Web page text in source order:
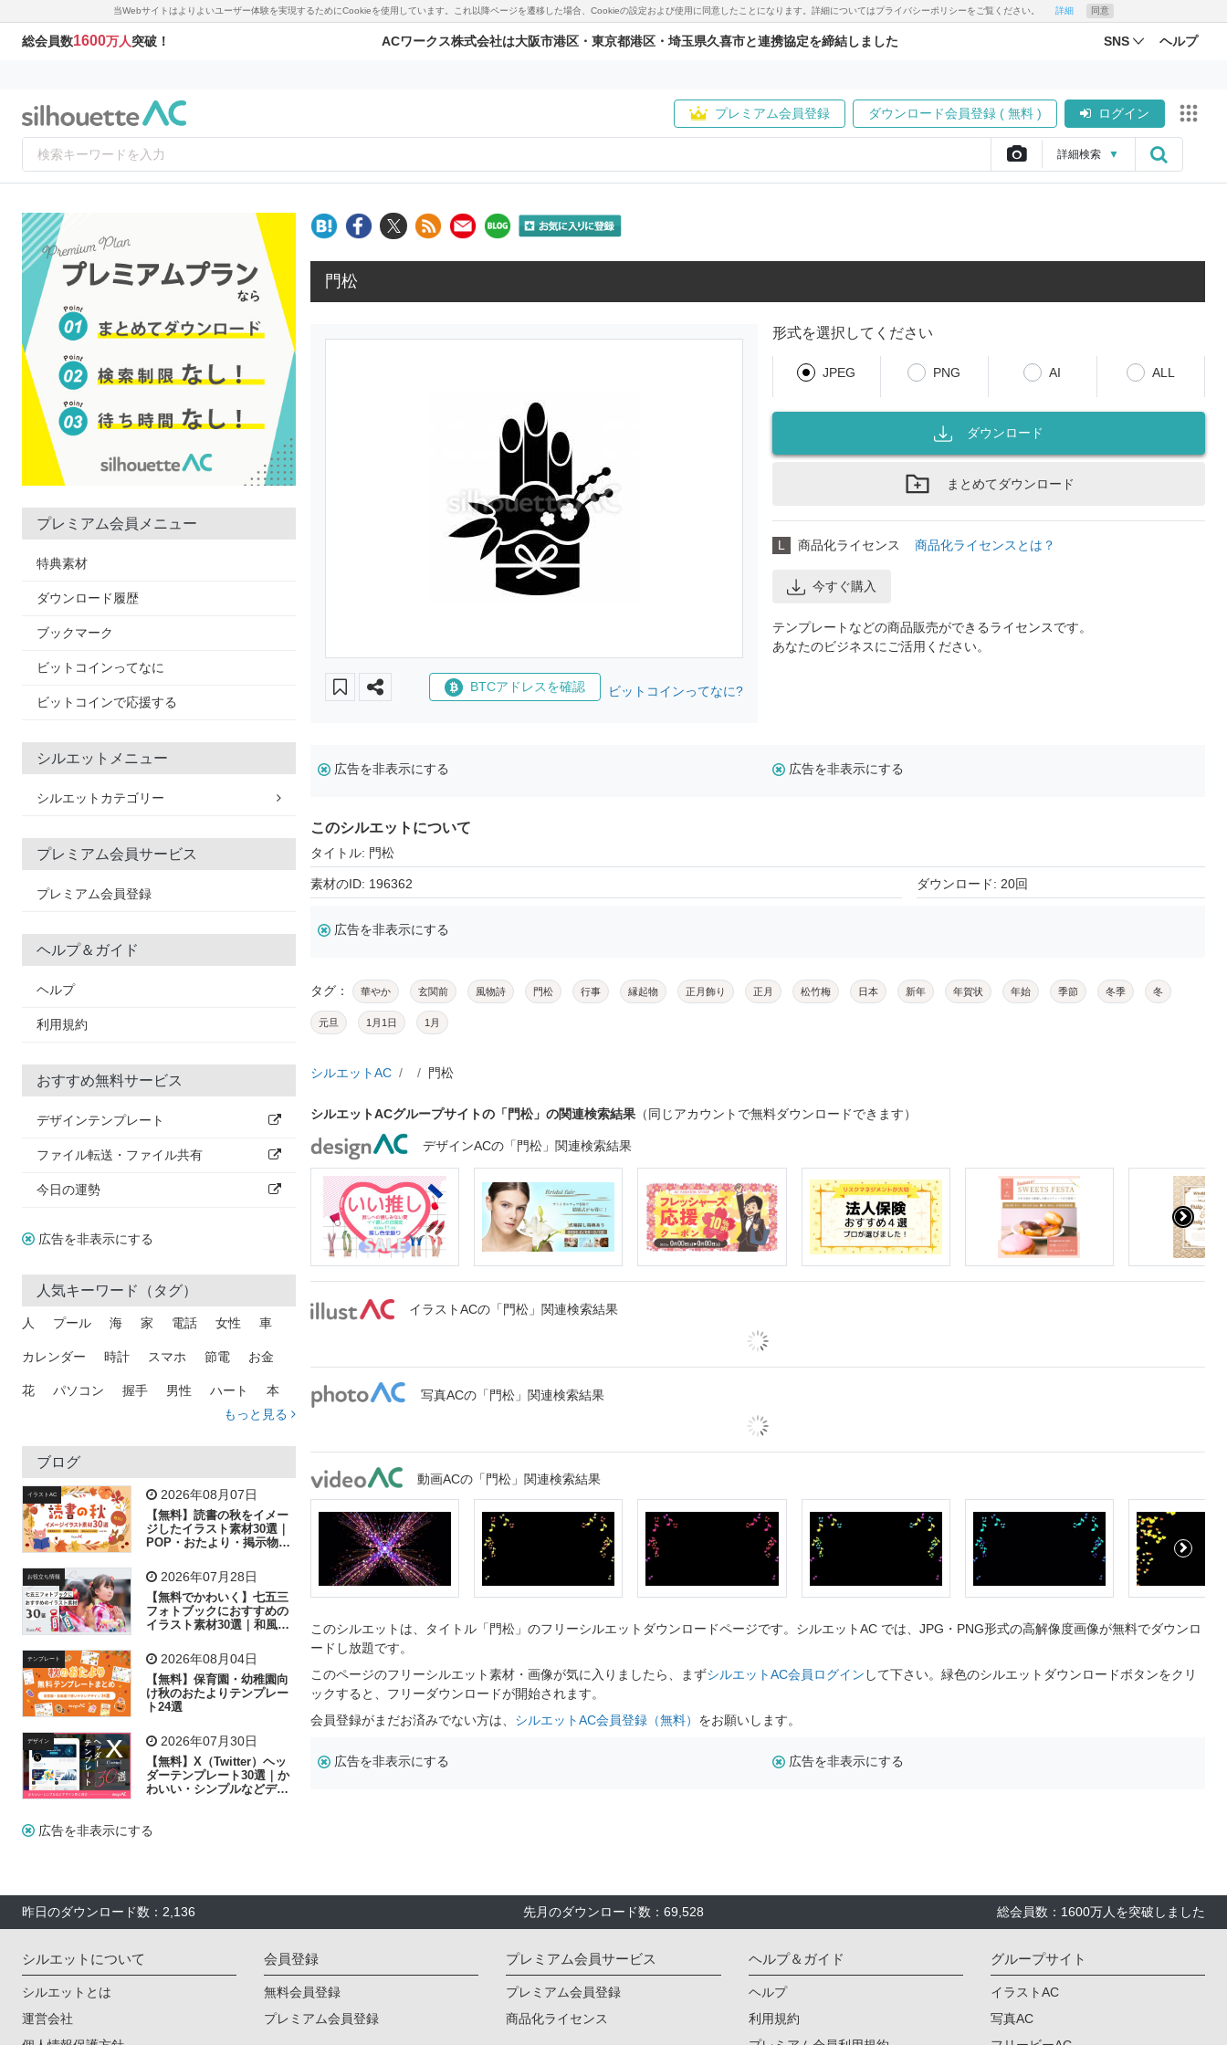
当Webサイトはよりよいユーザー体験を実現するためにCookieを使用しています。これ以降ページを遷移した場合、Cookieの設定および使用に同意したことになります。詳細についてはプライバシーポリシーをご覧ください。 詳細 同意
総会員数1600万人突破！ ACワークス株式会社は大阪市港区・東京都港区・埼玉県久喜市と連携協定を締結しました SNS ヘルプ
プレミアム会員登録 ダウンロード会員登録 ( 無料 ) ログイン
詳細検索 ▼
プレミアム会員メニュー
特典素材
ダウンロード履歴
ブックマーク
ビットコインってなに
ビットコインで応援する
シルエットメニュー
シルエットカテゴリー
プレミアム会員サービス
プレミアム会員登録
ヘルプ＆ガイド
ヘルプ
利用規約
おすすめ無料サービス
デザインテンプレート
ファイル転送・ファイル共有
今日の運勢
広告を非表示にする
人気キーワード（タグ）
人 プール 海 家 電話 女性 車
カレンダー 時計 スマホ 節電 お金
花 パソコン 握手 男性 ハート 本
トラック 木
吹き出し
飛行機 グラフ ビル 魚 家族 書類
歩く 工場 会社 太陽 キラキラ
子供 作業員 葉 相談 ピクトグラム
もっと見る
ブログ
イラストAC 2026年08月07日
【無料】読書の秋をイメー
ジしたイラスト素材30選｜
POP・おたより・掲示物に
お役立ち情報 2026年07月28日
【無料でかわいく】七五三
フォトブックにおすすめの
イラスト素材30選｜和風の
テンプレート 2026年08月04日
【無料】保育園・幼稚園向
け秋のおたよりテンプレー
ト24選
デザイン 2026年07月30日
【無料】X（Twitter）ヘッ
ダーテンプレート30選｜か
わいい・シンプルなどデザ
広告を非表示にする
門松
BTCアドレスを確認 ビットコインってなに?
形式を選択してください
JPEG PNG AI ALL
ダウンロード
まとめてダウンロード
L 商品化ライセンス 商品化ライセンスとは？
今すぐ購入
テンプレートなどの商品販売ができるライセンスです。
あなたのビジネスにご活用ください。
広告を非表示にする 広告を非表示にする
このシルエットについて
タイトル: 門松
素材のID: 196362 ダウンロード: 20回
広告を非表示にする
タグ： 華やか 玄関前 風物詩 門松 行事 縁起物 正月飾り 正月 松竹梅 日本 新年 年賀状 年始 季節 冬季 冬
元旦 1月1日 1月
シルエットAC 門松
シルエットACグループサイトの「門松」の関連検索結果 （同じアカウントで無料ダウンロードできます）
デザインACの「門松」関連検索結果
イラストACの「門松」関連検索結果
写真ACの「門松」関連検索結果
動画ACの「門松」関連検索結果
このシルエットは、タイトル「門松」のフリーシルエットダウンロードページです。シルエットAC では、JPG・PNG形式の高解像度画像が無料でダウンロ
ードし放題です。
このページのフリーシルエット素材・画像が気に入りましたら、まずシルエットAC会員ログイン して下さい。緑色のシルエットダウンロードボタンをクリ
ックすると、フリーダウンロードが開始されます。
会員登録がまだお済みでない方は、 シルエットAC会員登録（無料） をお願いします。
広告を非表示にする 広告を非表示にする
昨日のダウンロード数：2,136 先月のダウンロード数：69,528 総会員数：1600万人を突破しました
シルエットについて
シルエットとは
運営会社
会員登録
無料会員登録
プレミアム会員登録
プレミアム会員サービス
プレミアム会員登録
商品化ライセンス
ヘルプ＆ガイド
ヘルプ
利用規約
グループサイト
イラストAC
写真AC